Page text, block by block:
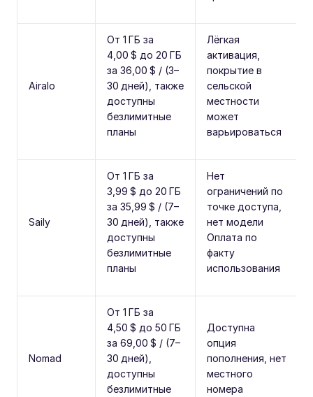
Airalo
От 1 ГБ за
4,00 $ до 20 ГБ
за 36,00 $ / (3–
30 дней), также
доступны
безлимитные
планы
Лёгкая
активация,
покрытие в
сельской
местности
может
варьироваться
Saily
От 1 ГБ за
3,99 $ до 20 ГБ
за 35,99 $ / (7–
30 дней), также
доступны
безлимитные
планы
Нет
ограничений по
точке доступа,
нет модели
Оплата по
факту
использования
Nomad
От 1 ГБ за
4,50 $ до 50 ГБ
за 69,00 $ / (7–
30 дней),
доступны
безлимитные
Доступна
опция
пополнения, нет
местного
номера